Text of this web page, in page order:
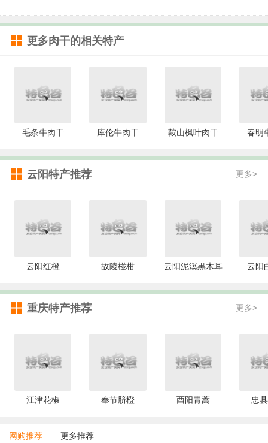
更多肉干的相关特产
毛条牛肉干 库伦牛肉干 鞍山枫叶肉干 春明
云阳特产推荐 更多>
云阳红橙 故陵椪柑 云阳泥溪黒木耳 云阳
重庆特产推荐 更多>
江津花椒 奉节脐橙 酉阳青蒿 忠
网购推荐 更多推荐